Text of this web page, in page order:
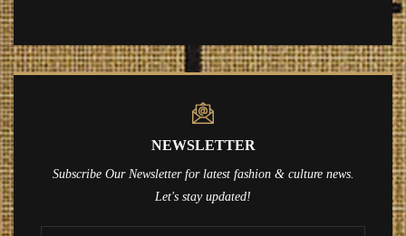
NEWSLETTER
Subscribe Our Newsletter for latest fashion & culture news.
Let's stay updated!